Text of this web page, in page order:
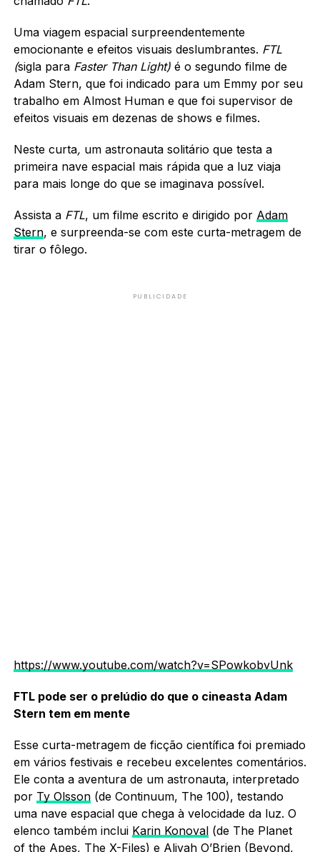
Uma viagem espacial surpreendentemente
emocionante e efeitos visuais deslumbrantes. FTL
(sigla paraFaster Than Light) é o segundo filme de
Adam Stern, que foi indicado para um Emmy por seu
trabalho em Almost Human e que foi supervisor de
efeitos visuais em dezenas de shows e filmes.
Neste curta, um astronauta solitário que testa a
primeira nave espacial mais rápida que a luz viaja
para mais longe do que se imaginava possível.
Assista a FTL, um filme escrito e dirigido por Adam
Stern, e surpreenda-se com este curta-metragem de
tirar o fôlego.
PUBLICIDADE
https://www.youtube.com/watch?v=SPowkobvUnk
FTL pode ser oprelúdio do que o cineasta Adam
Stern tem em mente
Esse curta-metragem de ficção científica foi premiado
em vários festivais e recebeu excelentes comentários.
Ele conta a aventura de um astronauta, interpretado
por Ty Olsson(de Continuum, The 100), testando
uma nave espacial que chega à velocidade da luz. O
elenco também inclui Karin Konoval(de The Planet
of the Apes, The X-Files) e Aliyah O’Brien(Beyond,